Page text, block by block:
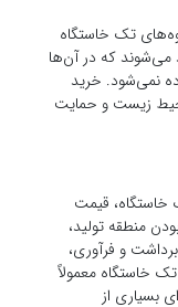
قهوه‌ها از یک
از بازارها یا
کیفیت هر قهوه
و اقلیمی است،
یک مزرعه خاص،
در طعم و کیفیت
و فرآیندهای
طعمی
جدید طعم کاملاً